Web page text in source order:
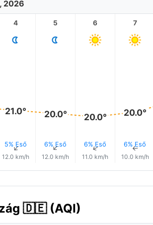
2026
4
21.0°
5% Eső
↑
12.0 km/h
5
20.0°
6% Eső
↑
12.0 km/h
6
20.0°
6% Eső
↑
11.0 km/h
7
20.0°
6% Eső
↑
10.0 km/h
🇩🇪 (AQI)